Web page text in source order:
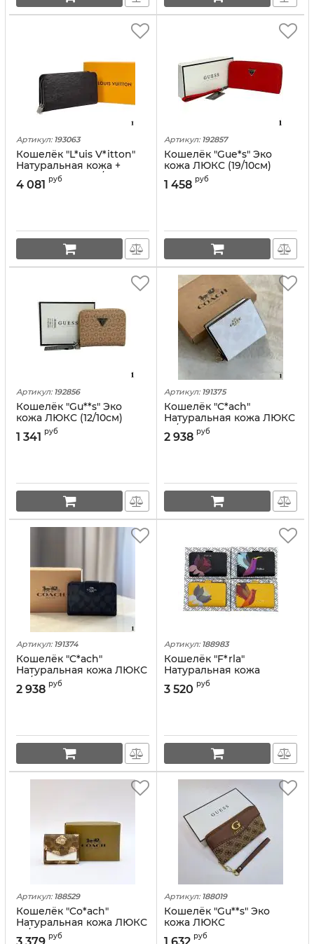
Артикул: 193063
Кошелёк "L*uis V*itton"
Натуральная кожа +
Канва ЛЮКС (22/12см)
4 081 руб
Артикул: 192857
Кошелёк "Gue*s" Эко
кожа ЛЮКC (19/10см)
1 458 руб
Артикул: 192856
Кошелёк "Gu**s" Эко
кожа ЛЮКC (12/10см)
1 341 руб
Артикул: 191375
Кошелёк "C*ach"
Натуральная кожа ЛЮКС
(11/9см)
2 938 руб
Артикул: 191374
Кошелёк "C*ach"
Натуральная кожа ЛЮКС
(13/9см)
2 938 руб
Артикул: 188983
Кошелёк "F*rla"
Натуральная кожа
3 520 руб
Артикул: 188529
Кошелёк "Co*ach"
Натуральная кожа ЛЮКС
(11/9см)руб
Артикул: 188019
Кошелёк "Gu**s" Эко
кожа ЛЮКC
руб